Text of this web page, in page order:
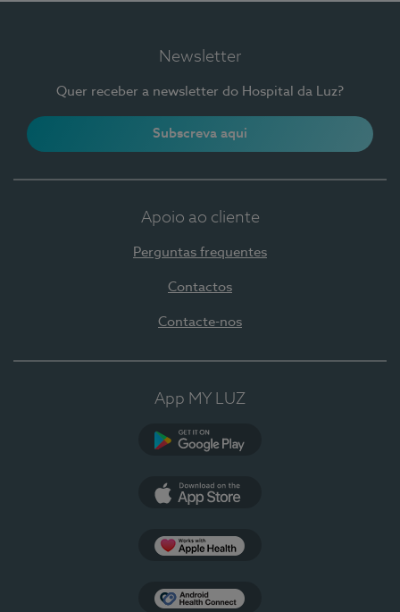
Newsletter
Quer receber a newsletter do Hospital da Luz?
Subscreva aqui
Apoio ao cliente
Perguntas frequentes
Contactos
Contacte-nos
App MY LUZ